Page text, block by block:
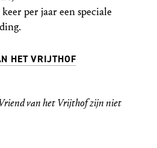
per jaar een speciale
HET VRIJTHOF
van het Vrijthof zijn niet